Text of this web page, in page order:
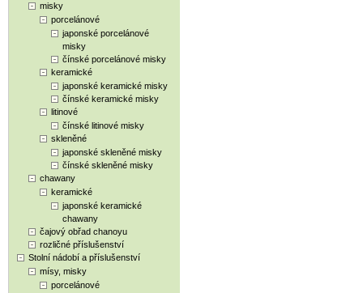
misky
porcelánové
japonské porcelánové
misky
čínské porcelánové misky
keramické
japonské keramické misky
čínské keramické misky
litinové
čínské litinové misky
skleněné
japonské skleněné misky
čínské skleněné misky
chawany
keramické
japonské keramické
chawany
čajový obřad chanoyu
rozličné příslušenství
Stolní nádobí a příslušenství
mísy, misky
porcelánové